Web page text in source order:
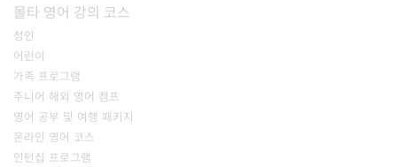
몰타 영어 강의 코스
성인
어린이
가족 프로그램
주니어 해외 영어 캠프
영어 공부 및 여행 패키지
온라인 영어 코스
인턴십 프로그램